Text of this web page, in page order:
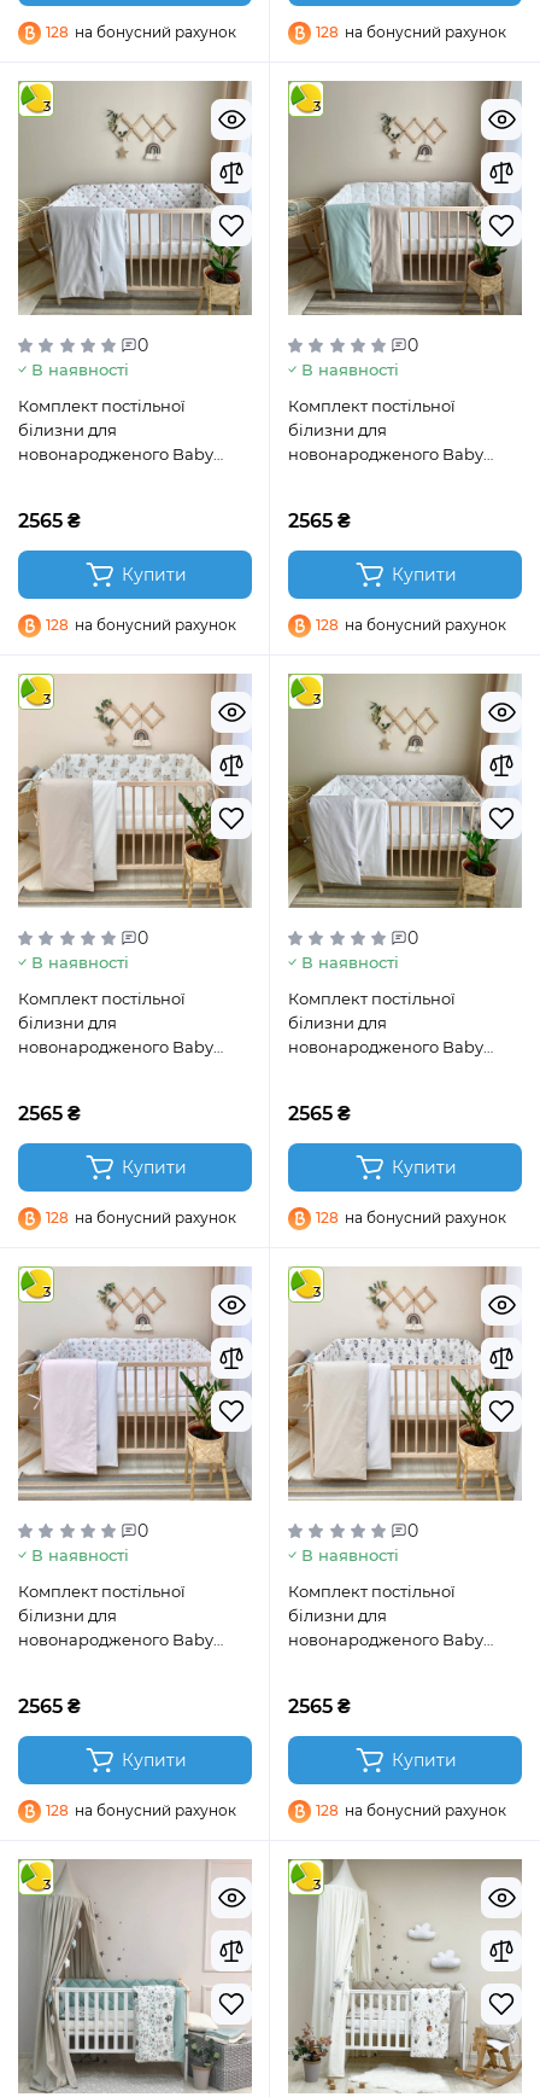
128 на бонусний рахунок 128 на бонусний рахунок
3
0
В наявності
Комплект постільної
білизни для
новонародженого Baby
2565 ₴
Купити
128 на бонусний рахунок
3
0
В наявності
Комплект постільної
білизни для
новонародженого Baby
2565 ₴
Купити
128 на бонусний рахунок
3
0
В наявності
Комплект постільної
білизни для
новонародженого Baby
2565 ₴
Купити
128 на бонусний рахунок
3
0
В наявності
Комплект постільної
білизни для
новонародженого Baby
2565 ₴
Купити
128 на бонусний рахунок
3
0
В наявності
Комплект постільної
білизни для
новонародженого Baby
2565 ₴
Купити
128 на бонусний рахунок
3
0
В наявності
Комплект постільної
білизни для
новонародженого Baby
2565 ₴
Купити
128 на бонусний рахунок
3 3